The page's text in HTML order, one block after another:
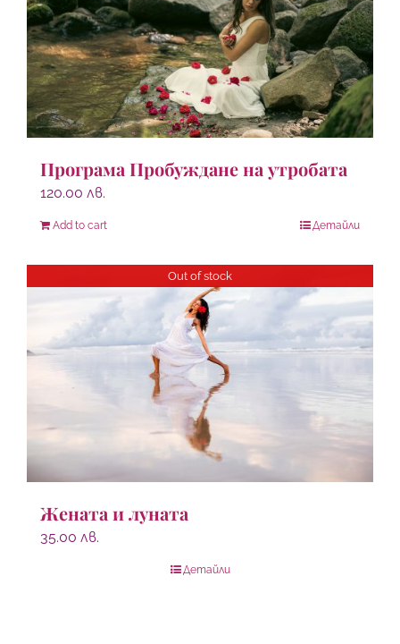
Програма Пробуждане на утробата
120.00 лв.
Add to cart Детайли
Out of stock
Жената и луната
35.00 лв.
Детайли